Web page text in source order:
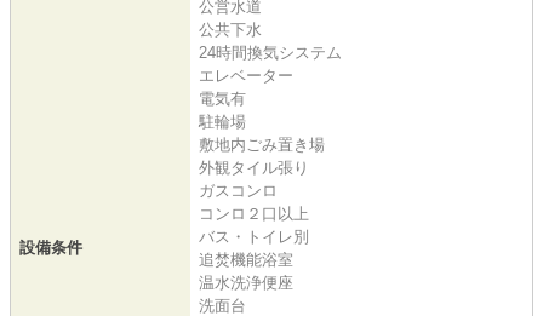
設備条件
公営水道
公共下水
24時間換気システム
エレベーター
電気有
駐輪場
敷地内ごみ置き場
外観タイル張り
ガスコンロ
コンロ２口以上
バス・トイレ別
追焚機能浴室
温水洗浄便座
洗面台